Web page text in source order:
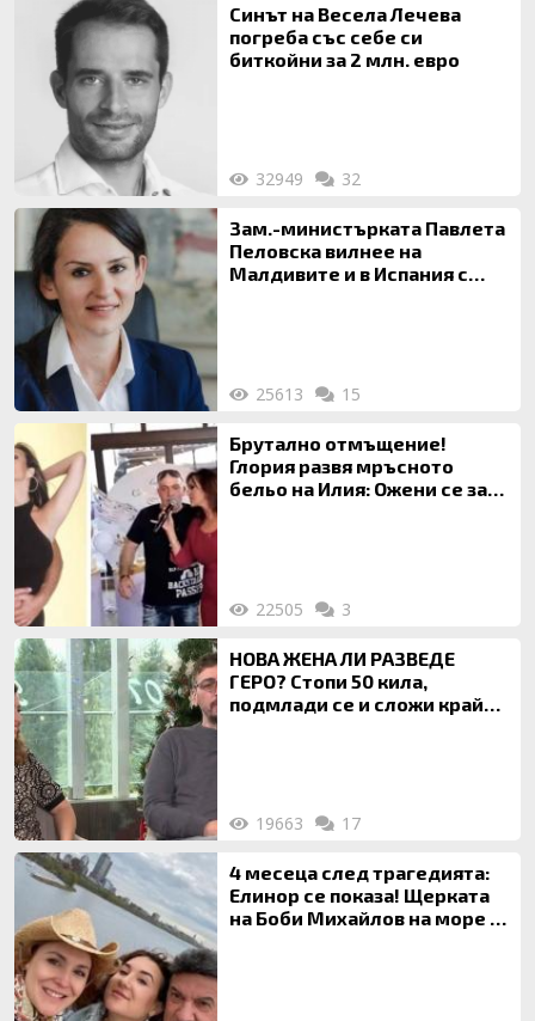
Синът на Весела Лечева
погреба със себе си
биткойни за 2 млн. евро
32949 32
Зам.-министърката Павлета
Пеловска вилнее на
Малдивите и в Испания с
25613 15
Брутално отмъщение!
Глория развя мръсното
бельо на Илия: Ожени се за
22505 3
НОВА ЖЕНА ЛИ РАЗВЕДЕ
ГЕРО? Стопи 50 кила,
подмлади се и сложи край
19663 17
4 месеца след трагедията:
Елинор се показа! Щерката
на Боби Михайлов на море с